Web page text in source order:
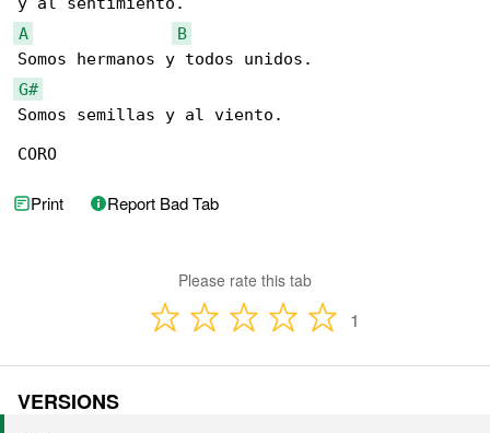
A
B
G#
Somos semillas y al viento.
CORO
Print Report Bad Tab
Please rate this tab
1
VERSIONS